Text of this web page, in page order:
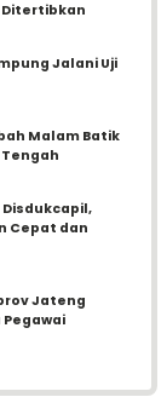
Ditertibkan
Jalani Uji
Malam Batik
Tengah
Cepat dan
Jateng